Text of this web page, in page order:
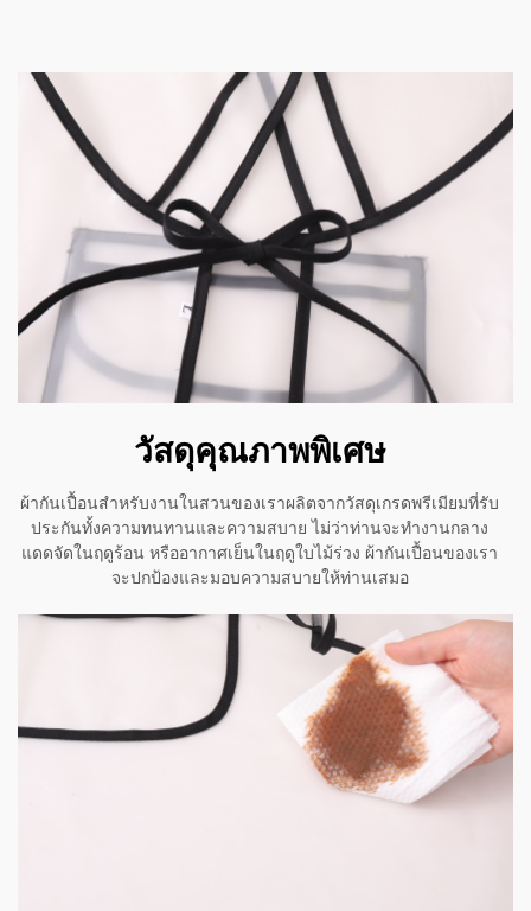
วัสดุคุณภาพพิเศษ
ผ้ากันเปื้อนสำหรับงานในสวนของเราผลิตจากวัสดุเกรดพรีเมียมที่รับ
ประกันทั้งความทนทานและความสบาย ไม่ว่าท่านจะทำงานกลาง
แดดจัดในฤดูร้อน หรืออากาศเย็นในฤดูใบไม้ร่วง ผ้ากันเปื้อนของเรา
จะปกป้องและมอบความสบายให้ท่านเสมอ